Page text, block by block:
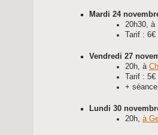
Mardi 24
20h30, à
Tarif : 6€
Vendredi 27
20h, à
Tarif : 5€
+
Lundi 30
20h, à